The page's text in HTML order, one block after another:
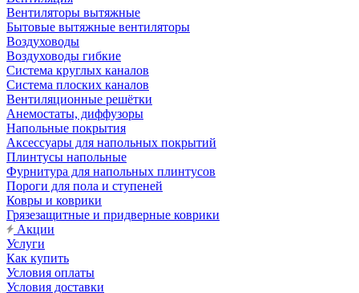
Вентиляторы вытяжные
Бытовые вытяжные вентиляторы
Воздуховоды
Воздуховоды гибкие
Система круглых каналов
Система плоских каналов
Вентиляционные решётки
Анемостаты, диффузоры
Напольные покрытия
Аксессуары для напольных покрытий
Плинтусы напольные
Фурнитура для напольных плинтусов
Пороги для пола и ступеней
Ковры и коврики
Грязезащитные и придверные коврики
Акции
Услуги
Как купить
Условия оплаты
Условия доставки